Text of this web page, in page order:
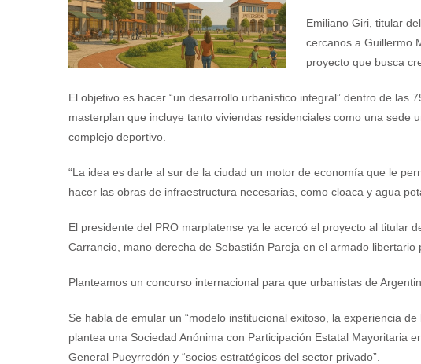
Emiliano Giri, titular
cercanos a Guillermo
proyecto que busca
El objetivo es hacer “un desarrollo urbanístico integral” dentro de las
masterplan que incluye tanto viviendas residenciales como una sede
complejo deportivo.
“La idea es darle al sur de la ciudad un motor de economía que le
hacer las obras de infraestructura necesarias, como cloaca y agua
El presidente del PRO marplatense ya le acercó el proyecto al titular
Carrancio, mano derecha de Sebastián Pareja en el armado libertario
Planteamos un concurso internacional para que urbanistas de
Se habla de emular un “modelo institucional exitoso, la experiencia
plantea una Sociedad Anónima con Participación Estatal Mayoritaria
General Pueyrredón y “socios estratégicos del sector privado”.